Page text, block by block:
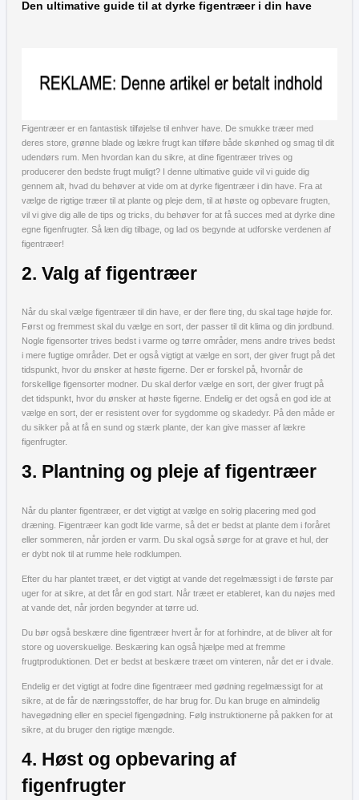
Den ultimative guide til at dyrke figentræer i din have
Figentræer er en fantastisk tilføjelse til enhver have. De smukke træer med
deres store, grønne blade og lækre frugt kan tilføre både skønhed og smag til dit
udendørs rum. Men hvordan kan du sikre, at dine figentræer trives og
producerer den bedste frugt muligt? I denne ultimative guide vil vi guide dig
gennem alt, hvad du behøver at vide om at dyrke figentræer i din have. Fra at
vælge de rigtige træer til at plante og pleje dem, til at høste og opbevare frugten,
vil vi give dig alle de tips og tricks, du behøver for at få succes med at dyrke dine
egne figenfrugter. Så læn dig tilbage, og lad os begynde at udforske verdenen af
figentræer!
2. Valg af figentræer
Når du skal vælge figentræer til din have, er der flere ting, du skal tage højde for.
Først og fremmest skal du vælge en sort, der passer til dit klima og din jordbund.
Nogle figensorter trives bedst i varme og tørre områder, mens andre trives bedst
i mere fugtige områder. Det er også vigtigt at vælge en sort, der giver frugt på det
tidspunkt, hvor du ønsker at høste figerne. Der er forskel på, hvornår de
forskellige figensorter modner. Du skal derfor vælge en sort, der giver frugt på
det tidspunkt, hvor du ønsker at høste figerne. Endelig er det også en god ide at
vælge en sort, der er resistent over for sygdomme og skadedyr. På den måde er
du sikker på at få en sund og stærk plante, der kan give masser af lækre
figenfrugter.
3. Plantning og pleje af figentræer
Når du planter figentræer, er det vigtigt at vælge en solrig placering med god
dræning. Figentræer kan godt lide varme, så det er bedst at plante dem i foråret
eller sommeren, når jorden er varm. Du skal også sørge for at grave et hul, der
er dybt nok til at rumme hele rodklumpen.
Efter du har plantet træet, er det vigtigt at vande det regelmæssigt i de første par
uger for at sikre, at det får en god start. Når træet er etableret, kan du nøjes med
at vande det, når jorden begynder at tørre ud.
Du bør også beskære dine figentræer hvert år for at forhindre, at de bliver alt for
store og uoverskuelige. Beskæring kan også hjælpe med at fremme
frugtproduktionen. Det er bedst at beskære træet om vinteren, når det er i dvale.
Endelig er det vigtigt at fodre dine figentræer med gødning regelmæssigt for at
sikre, at de får de næringsstoffer, de har brug for. Du kan bruge en almindelig
havegødning eller en speciel figengødning. Følg instruktionerne på pakken for at
sikre, at du bruger den rigtige mængde.
4. Høst og opbevaring af
figenfrugter